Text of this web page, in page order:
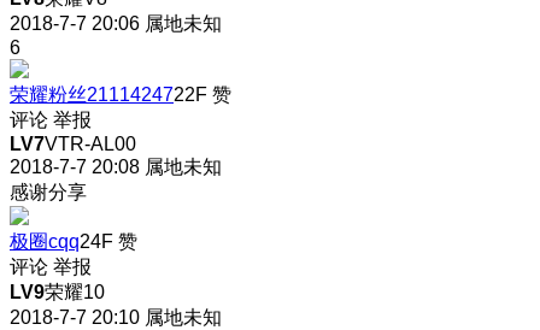
2018-7-7 20:06 属地未知
6
荣耀粉丝2111424722F 赞
评论 举报
LV7VTR-AL00
2018-7-7 20:08 属地未知
感谢分享
极圈cqq24F 赞
评论 举报
LV9荣耀10
2018-7-7 20:10 属地未知